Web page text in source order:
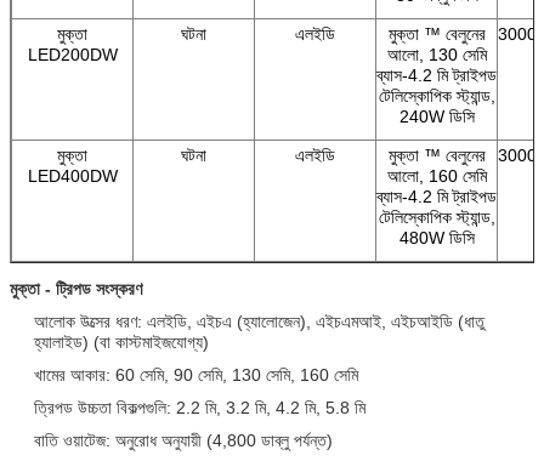
মুক্তা
LED200DW
ঘটনা এলইডি
মুক্তা ™ বেলুনের
আলো, 130 সেমি
ব্যাস-4.2 মি ট্রাইপড
টেলিস্কোপিক স্ট্যান্ড,
240W ডিসি
মুক্তা
LED400DW
ঘটনা এলইডি
মুক্তা ™ বেলুনের
আলো, 160 সেমি
ব্যাস-4.2 মি ট্রাইপড
টেলিস্কোপিক স্ট্যান্ড,
480W ডিসি
মুক্তা - ট্রিপড সংস্করণ
আলোক উত্সের ধরণ: এলইডি, এইচএ (হ্যালোজেন), এইচএমআই, এইচআইডি (ধাতু
হ্যালাইড) (বা কাস্টমাইজযোগ্য)
খামের আকার: 60 সেমি, 90 সেমি, 130 সেমি, 160 সেমি
ত্রিপড উচ্চতা বিকল্পগুলি: 2.2 মি, 3.2 মি, 4.2 মি, 5.8 মি
বাতি ওয়াটেজ: অনুরোধ অনুযায়ী (4,800 ডাব্লু পর্যন্ত)